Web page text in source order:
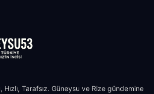
Tarafsız. Güneysu ve Rize gündemine